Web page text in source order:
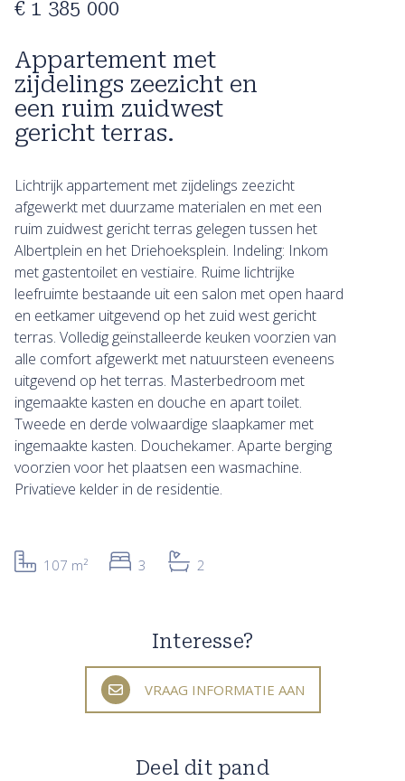
Appartement met
zijdelings zeezicht en
een ruim zuidwest
gericht terras.
€ 1 385 000
Lichtrijk appartement met zijdelings zeezicht
afgewerkt met duurzame materialen en met een
ruim zuidwest gericht terras gelegen tussen het
Albertplein en het Driehoeksplein. Indeling: Inkom
met gastentoilet en vestiaire. Ruime lichtrijke
leefruimte bestaande uit een salon met open haard
en eetkamer uitgevend op het zuid west gericht
terras. Volledig geïnstalleerde keuken voorzien van
alle comfort afgewerkt met natuursteen eveneens
uitgevend op het terras. Masterbedroom met
ingemaakte kasten en douche en apart toilet.
Tweede en derde volwaardige slaapkamer met
ingemaakte kasten. Douchekamer. Aparte berging
voorzien voor het plaatsen een wasmachine.
Privatieve kelder in de residentie.
107 m² 3 2
Interesse?
VRAAG INFORMATIE AAN
Deel dit pand